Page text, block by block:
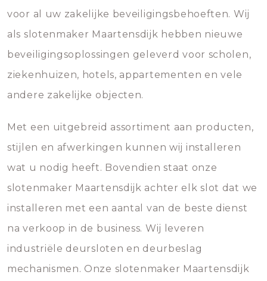
voor al uw zakelijke beveiligingsbehoeften. Wij
als slotenmaker Maartensdijk hebben nieuwe
beveiligingsoplossingen geleverd voor scholen,
ziekenhuizen, hotels, appartementen en vele
andere zakelijke objecten.
Met een uitgebreid assortiment aan producten,
stijlen en afwerkingen kunnen wij installeren
wat u nodig heeft. Bovendien staat onze
slotenmaker Maartensdijk achter elk slot dat we
installeren met een aantal van de beste dienst
na verkoop in de business. Wij leveren
industriële deursloten en deurbeslag
mechanismen. Onze slotenmaker Maartensdijk